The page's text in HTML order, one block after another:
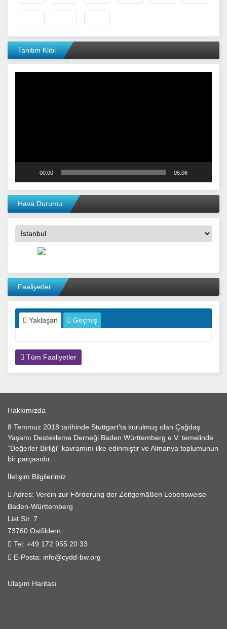
Tanitim Klibi
00:00 05:06
Hava Durumu
Faaliyetler
Yaklaşan Geçmiş
Tüm Faaliyetler
Hakkımızda
8 Temmuz 2018 tarihinde Stuttgart’ta kurulmuş olan Çağdaş
Yaşamı Destekleme Derneği Baden Württemberg e.V. temelinde
“Değerler Birliği“ kavramını ilke edinmiştir ve Almanya toplumunun
bir parçasıdır.
İletişim Bilgilerimiz
Adres: Verein zur Förderung der Zeitgemäßen Lebensweise
Baden-Württemberg
List Str. 7
73760 Ostfildern
Tel: +49 172 955 20 33
E-Posta: info@cydd-bw.org
Ulaşım Haritası